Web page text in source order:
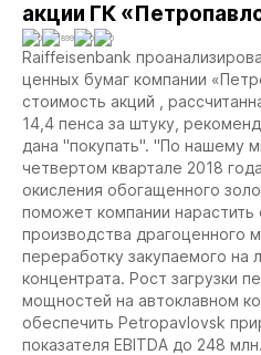
акции ГК
0 1899 0 0
Raiffeisenbank
ценных бумаг компании
стоимость акций ,
14,4 пенса за штуку,
дана "покупать". "По нашему
четвертом квартале 2018
окисления обогащенного
поможет компании
производства драгоценного
переработку закупаемого на
концентрата. Рост загрузки
мощностей на автоклавном
обеспечить Petropavlovsk
показателя EBITDA до 248